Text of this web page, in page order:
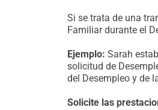
Si se trata de una
Familiar durante el
Ejemplo: Sarah
solicitud de
del Desempleo y de
Solicite las